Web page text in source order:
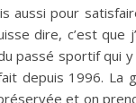
aussi pour
dire, c’est que
passé sportif qui y
depuis 1996. La
et on